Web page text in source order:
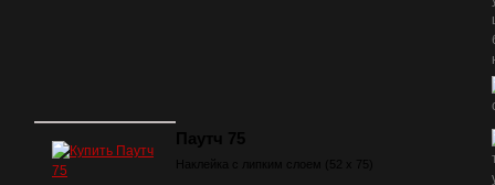
Паутч 75
Наклейка с липким слоем (52 х 75)